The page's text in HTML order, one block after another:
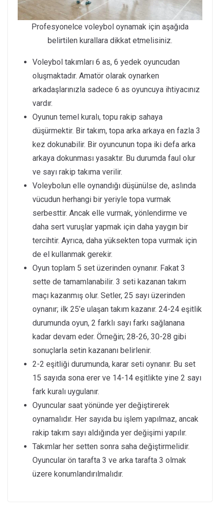
Profesyonelce voleybol oynamak için aşağıda
belirtilen kurallara dikkat etmelisiniz.
Voleybol takımları 6 as, 6 yedek oyuncudan
oluşmaktadır. Amatör olarak oynarken
arkadaşlarınızla sadece 6 as oyuncuya ihtiyacınız
vardır.
Oyunun temel kuralı, topu rakip sahaya
düşürmektir. Bir takım, topa arka arkaya en fazla 3
kez dokunabilir. Bir oyuncunun topa iki defa arka
arkaya dokunması yasaktır. Bu durumda faul olur
ve sayı rakip takıma verilir.
Voleybolun elle oynandığı düşünülse de, aslında
vücudun herhangi bir yeriyle topa vurmak
serbesttir. Ancak elle vurmak, yönlendirme ve
daha sert vuruşlar yapmak için daha yaygın bir
tercihtir. Ayrıca, daha yüksekten topa vurmak için
de el kullanmak gerekir.
Oyun toplam 5 set üzerinden oynanır. Fakat 3
sette de tamamlanabilir. 3 seti kazanan takım
maçı kazanmış olur. Setler, 25 sayı üzerinden
oynanır; ilk 25’e ulaşan takım kazanır. 24-24 eşitlik
durumunda oyun, 2 farklı sayı farkı sağlanana
kadar devam eder. Örneğin; 28-26, 30-28 gibi
sonuçlarla setin kazananı belirlenir.
2-2 eşitliği durumunda, karar seti oynanır. Bu set
15 sayıda sona erer ve 14-14 eşitlikte yine 2 sayı
fark kuralı uygulanır.
Oyuncular saat yönünde yer değiştirerek
oynamalıdır. Her sayıda bu işlem yapılmaz, ancak
rakip takım sayı aldığında yer değişimi yapılır.
Takımlar her setten sonra saha değiştirmelidir.
Oyuncular ön tarafta 3 ve arka tarafta 3 olmak
üzere konumlandırılmalıdır.